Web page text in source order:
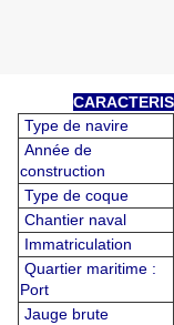
Type de navire
Année de
construction
Type de coque
Chantier naval
Immatriculation
Quartier maritime :
Port
Jauge brute